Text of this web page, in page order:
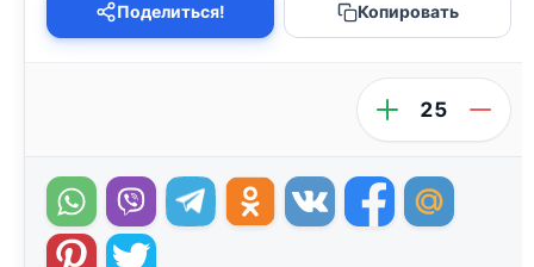
Поделиться! Копировать
25